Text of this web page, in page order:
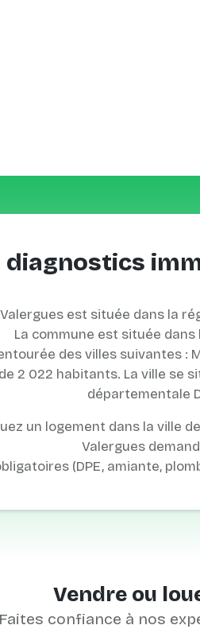
diagnostics
Valergues est située dans la
La commune est située
des villes suivantes :
2 022 habitants. La ville se
départementale
un logement dans la ville
Valergues
(DPE, amiante,
Vendre ou
Faites confiance à nos